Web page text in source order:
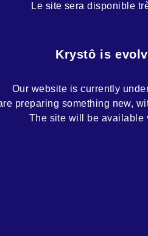
Le site sera disponible
Krystô is
Our website is currently
preparing something new,
The site will be available